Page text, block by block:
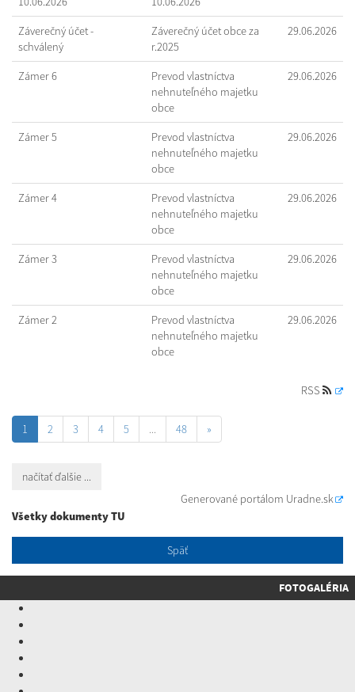
Záverečný účet -
schválený
Záverečný účet obce za
r.2025
29.06.2026
Zámer 6
Prevod vlastníctva
nehnuteľného majetku
obce
29.06.2026
Zámer 5
Prevod vlastníctva
nehnuteľného majetku
obce
29.06.2026
Zámer 4
Prevod vlastníctva
nehnuteľného majetku
obce
29.06.2026
Zámer 3
Prevod vlastníctva
nehnuteľného majetku
obce
29.06.2026
Zámer 2
Prevod vlastníctva
nehnuteľného majetku
obce
29.06.2026
RSS
1 2 3 4 5 ... 48 »
načítať ďalšie ...
Generované portálom Uradne.sk
Všetky dokumenty TU
Späť
FOTOGALÉRIA